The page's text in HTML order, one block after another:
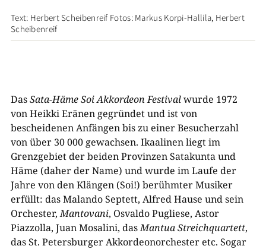
Text: Herbert Scheibenreif Fotos: Markus Korpi-​Hallila, Herbert
Scheibenreif
DasSata-​Häme Soi Akkordeon Festivalwurde 1972
von Heikki Eränen gegründet und ist von
bescheidenen Anfängen bis zu einer Besucherzahl
von über 30 000 gewachsen. Ikaalinen liegt im
Grenzgebiet der beiden Provinzen Satakunta und
Häme (daher der Name) und wurde im Laufe der
Jahre von den Klängen (Soi!) berühmter Musiker
erfüllt: das Malando Septett, Alfred Hause und sein
Orchester,Mantovani, Osvaldo Pugliese, Astor
Piazzolla, Juan Mosalini, dasMantua Streichquartett,
das St. Petersburger Akkordeonorchester etc. Sogar